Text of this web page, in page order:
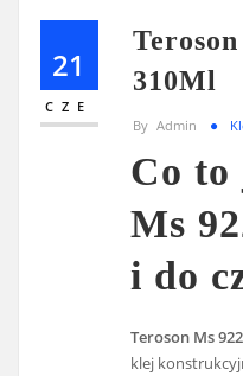
21
CZE
310Ml
By Admin
Co to
Ms
i do
Teroson Ms
klej